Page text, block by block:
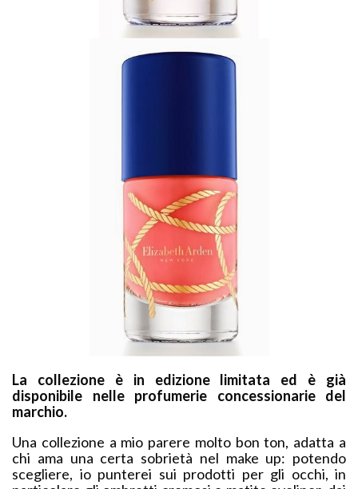
La collezione è in edizione limitata ed è già
disponibile nelle profumerie concessionarie del
marchio.
Una collezione a mio parere molto bon ton, adatta a
chi ama una certa sobrietà nel make up: potendo
scegliere, io punterei sui prodotti per gli occhi, in